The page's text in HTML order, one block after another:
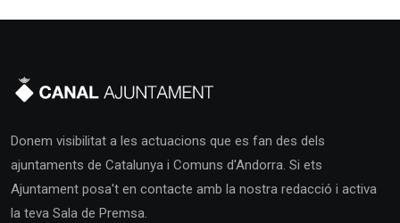
Donem visibilitat a les actuacions que es fan des dels
ajuntaments de Catalunya i Comuns d'Andorra. Si ets
Ajuntament posa't en contacte amb la nostra redacció i activa
la teva Sala de Premsa.